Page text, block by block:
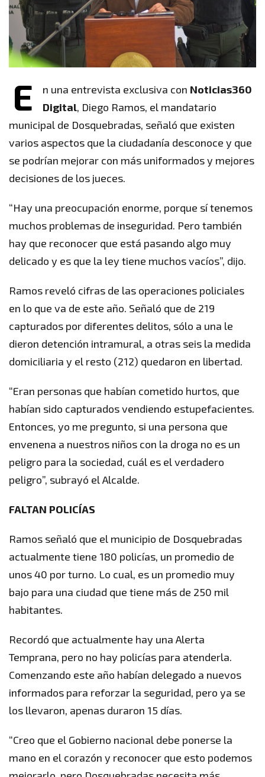
E n una entrevista exclusiva con Noticias360
Digital, Diego Ramos, el mandatario
municipal de Dosquebradas, señaló que existen
varios aspectos que la ciudadanía desconoce y que
se podrían mejorar con más uniformados y mejores
decisiones de los jueces.
“Hay una preocupación enorme, porque sí tenemos
muchos problemas de inseguridad. Pero también
hay que reconocer que está pasando algo muy
delicado y es que la ley tiene muchos vacíos”, dijo.
Ramos reveló cifras de las operaciones policiales
en lo que va de este año. Señaló que de 219
capturados por diferentes delitos, sólo a una le
dieron detención intramural, a otras seis la medida
domiciliaria y el resto (212) quedaron en libertad.
“Eran personas que habían cometido hurtos, que
habían sido capturados vendiendo estupefacientes.
Entonces, yo me pregunto, si una persona que
envenena a nuestros niños con la droga no es un
peligro para la sociedad, cuál es el verdadero
peligro”, subrayó el Alcalde.
FALTAN POLICÍAS
Ramos señaló que el municipio de Dosquebradas
actualmente tiene 180 policías, un promedio de
unos 40 por turno. Lo cual, es un promedio muy
bajo para una ciudad que tiene más de 250 mil
habitantes.
Recordó que actualmente hay una Alerta
Temprana, pero no hay policías para atenderla.
Comenzando este año habían delegado a nuevos
informados para reforzar la seguridad, pero ya se
los llevaron, apenas duraron 15 días.
“Creo que el Gobierno nacional debe ponerse la
mano en el corazón y reconocer que esto podemos